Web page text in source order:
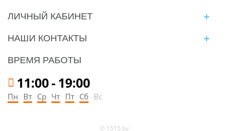
ЛИЧНЫЙ КАБИНЕТ
НАШИ КОНТАКТЫ
ВРЕМЯ РАБОТЫ
11:00-19:00
Пн Вт Ср Чт Пт Сб Вс
© 1515.by